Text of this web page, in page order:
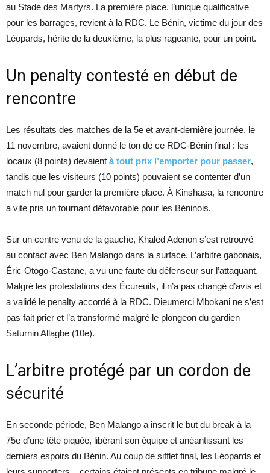
au Stade des Martyrs. La première place, l’unique qualificative
pour les barrages, revient à la RDC. Le Bénin, victime du jour des
Léopards, hérite de la deuxième, la plus rageante, pour un point.
Un penalty contesté en début de
rencontre
Les résultats des matches de la 5e et avant-dernière journée, le
11 novembre, avaient donné le ton de ce RDC-Bénin final : les
locaux (8 points) devaient à tout prix l’emporter pour passer,
tandis que les visiteurs (10 points) pouvaient se contenter d’un
match nul pour garder la première place. À Kinshasa, la rencontre
a vite pris un tournant défavorable pour les Béninois.
Sur un centre venu de la gauche, Khaled Adenon s’est retrouvé
au contact avec Ben Malango dans la surface. L’arbitre gabonais,
Éric Otogo-Castane, a vu une faute du défenseur sur l’attaquant.
Malgré les protestations des Écureuils, il n’a pas changé d’avis et
a validé le penalty accordé à la RDC. Dieumerci Mbokani ne s’est
pas fait prier et l’a transformé malgré le plongeon du gardien
Saturnin Allagbe (10e).
L’arbitre protégé par un cordon de
sécurité
En seconde période, Ben Malango a inscrit le but du break à la
75e d’une tête piquée, libérant son équipe et anéantissant les
derniers espoirs du Bénin. Au coup de sifflet final, les Léopards et